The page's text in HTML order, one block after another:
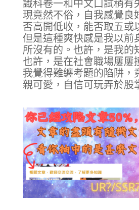
識科卷一和中文口試稍有
現竟然不俗，自我感覺良
否高開低收，能否取五或
但是這種爽快感是我以前
所沒有的。也許，是我的
也許，是在社會職場屢屢
我覺得難纏考題的陷阱，
親可愛，自信可玩弄於股